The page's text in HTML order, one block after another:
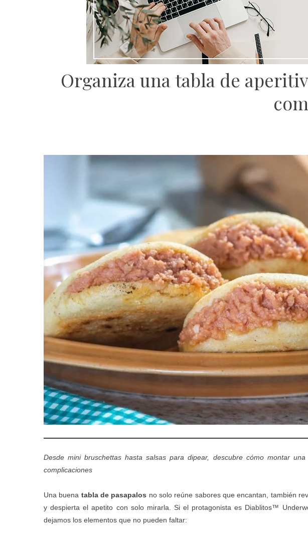
Organiza una tabla de
Desde mini bruschettas hasta salsas para dipear, descubre cómo montar
complicaciones
Una buena tabla de pasapalos no solo reúne sabores que encantan, también
y despierta el apetito con solo mirarla. Si el protagonista es Diablitos™
dejamos los elementos que no pueden faltar: